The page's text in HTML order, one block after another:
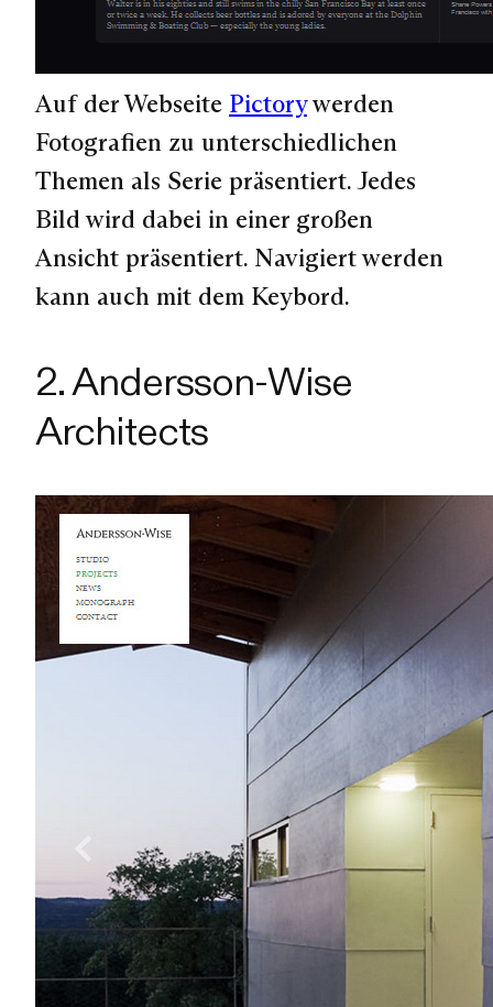
Auf der Webseite Pictorywerden
Fotografien zu unterschiedlichen
Themen als Serie präsentiert. Jedes
Bild wird dabei in einer großen
Ansicht präsentiert. Navigiert werden
kann auch mit dem Keybord.
2. Andersson-Wise
Architects